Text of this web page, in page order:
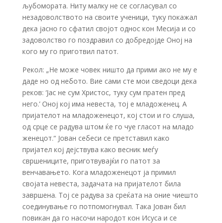
љубомората. Ниту малку не се согласувал со
незадоволството на своите ученици, туку покажал
дека јасно го сфатил својот однос кон Месија и со
задоволство го поздравил со добредојде Оној на
кого му го приготвил патот.
Рекол: „Не може човек ништо да прими ако не му е
даде но од небото. Вие сами сте мои сведоци дека
реков: ‘Јас не сум Христос, туку сум пратен пред
него.’ Оној кој има невеста, тој е младоженец. А
пријателот на младоженецот, кој стои и го слуша,
од срце се радува штом ќе го чуе гласот на младо
женецот.“ Јован себеси се претставил како
пријател кој дејствува како весник меѓу
свршениците, приготвувајќи го патот за
венчавањето. Кога младоженецот ја примил
својата невеста, задачата на пријателот била
завршена. Тој се радува за среќата на оние чиешто
соединување го потпомогнувал. Така Јован бил
повикан да го насочи народот кон Исуса и се